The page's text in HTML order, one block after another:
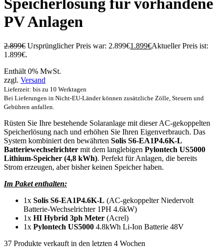
Speicherlösung für vorhandene
PV Anlagen
2.899€ Ursprünglicher Preis war: 2.899€1.899€Aktueller Preis ist:
1.899€.
Enthält 0% MwSt.
zzgl. Versand
Lieferzeit: bis zu 10 Werktagen
Bei Lieferungen in Nicht-EU-Länder können zusätzliche Zölle, Steuern und
Gebühren anfallen.
Rüsten Sie Ihre bestehende Solaranlage mit dieser AC-gekoppelten
Speicherlösung nach und erhöhen Sie Ihren Eigenverbrauch. Das
System kombiniert den bewährten Solis S6-EA1P4.6K-L
Batteriewechselrichter mit dem langlebigen Pylontech US5000
Lithium-Speicher (4,8 kWh). Perfekt für Anlagen, die bereits
Strom erzeugen, aber bisher keinen Speicher haben.
Im Paket enthalten:
1x Solis S6-EA1P4.6K-L (AC-gekoppelter Niedervolt
Batterie-Wechselrichter 1PH 4.6kW)
1x HI Hybrid 3ph Meter (Acrel)
1x Pylontech US5000 4.8kWh Li-Ion Batterie 48V
37 Produkte verkauft in den letzten 4 Wochen